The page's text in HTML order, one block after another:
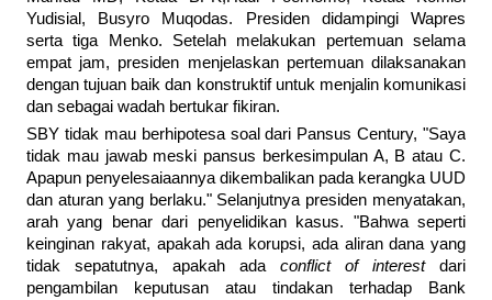
Yudisial, Busyro Muqodas. Presiden didampingi Wapres
serta tiga Menko. Setelah melakukan pertemuan selama
empat jam, presiden menjelaskan pertemuan dilaksanakan
dengan tujuan baik dan konstruktif untuk menjalin komunikasi
dan sebagai wadah bertukar fikiran.
SBY tidak mau berhipotesa soal dari Pansus Century, "Saya
tidak mau jawab meski pansus berkesimpulan A, B atau C.
Apapun penyelesaiaannya dikembalikan pada kerangka UUD
dan aturan yang berlaku." Selanjutnya presiden menyatakan,
arah yang benar dari penyelidikan kasus. "Bahwa seperti
keinginan rakyat, apakah ada korupsi, ada aliran dana yang
tidak sepatutnya, apakah ada conflict of interestdari
pengambilan keputusan atau tindakan terhadap Bank